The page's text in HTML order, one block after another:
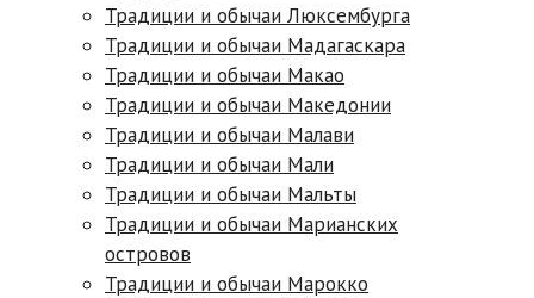
Традиции и обычаи Люксембурга
Традиции и обычаи Мадагаскара
Традиции и обычаи Макао
Традиции и обычаи Македонии
Традиции и обычаи Малави
Традиции и обычаи Мали
Традиции и обычаи Мальты
Традиции и обычаи Марианских
островов
Традиции и обычаи Марокко